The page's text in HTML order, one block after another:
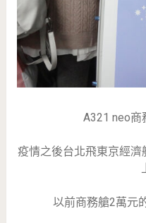
A321 neo商
疫情之後台北飛東京經
以前商務艙2萬元